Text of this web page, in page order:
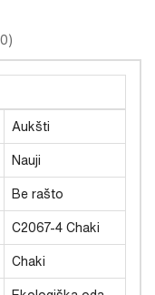
Aukšti
Nauji
Be rašto
C2067-4 Chaki
Chaki